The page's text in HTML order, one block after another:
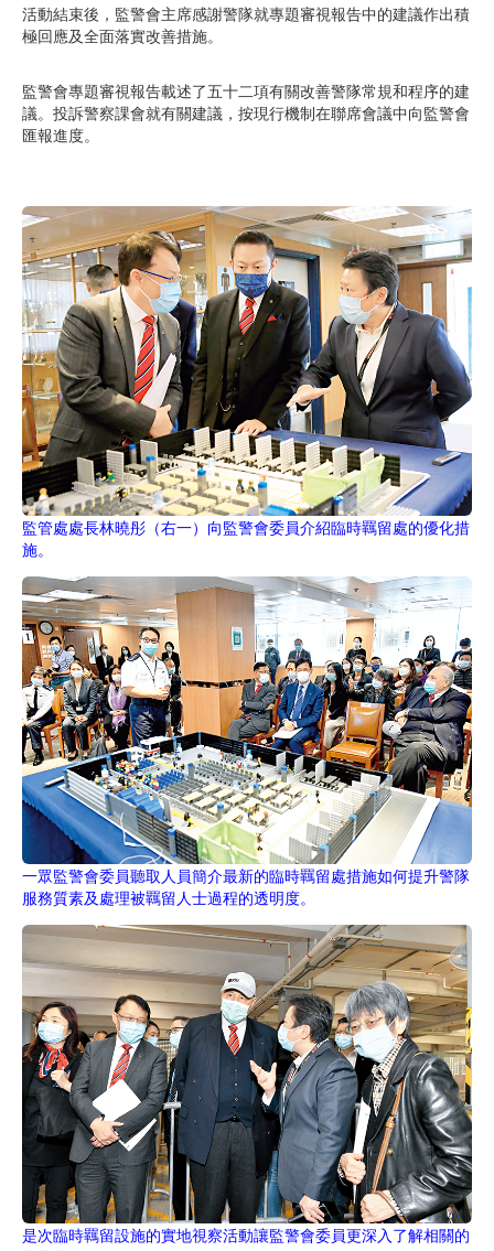
活動結束後，監警會主席感謝警隊就專題審視報告中的建議作出積
極回應及全面落實改善措施。
監警會專題審視報告載述了五十二項有關改善警隊常規和程序的建
議。投訴警察課會就有關建議，按現行機制在聯席會議中向監警會
匯報進度。
監管處處長林曉彤（右一）向監警會委員介紹臨時羈留處的優化措
施。
一眾監警會委員聽取人員簡介最新的臨時羈留處措施如何提升警隊
服務質素及處理被羈留人士過程的透明度。
是次臨時羈留設施的實地視察活動讓監警會委員更深入了解相關的